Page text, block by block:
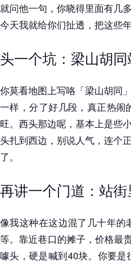
就问他一句，你晓得里面有几
今天我就给你们扯透，把这些
头一个坑：梁山胡
你莫看地图上写咯「梁山胡同
一样，分了好几段，真正热
旺。西头那边呢，基本上是些
头扎到西边，别说人气，连个
了。
再讲一个门道：站
像我这种在这边混了几十年
等。靠近巷口的摊子，价格最
噱头，硬是喊到40块。你要